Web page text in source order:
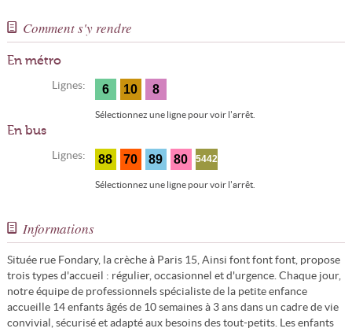
Comment s'y rendre
En métro
Lignes: 6 10 8
Sélectionnez une ligne pour voir l'arrêt.
En bus
Lignes: 88 70 89 80 5442
Sélectionnez une ligne pour voir l'arrêt.
Informations
Située rue Fondary, la crèche à Paris 15, Ainsi font font font, propose
trois types d'accueil : régulier, occasionnel et d'urgence. Chaque jour,
notre équipe de professionnels spécialiste de la petite enfance
accueille 14 enfants âgés de 10 semaines à 3 ans dans un cadre de vie
convivial, sécurisé et adapté aux besoins des tout-petits. Les enfants